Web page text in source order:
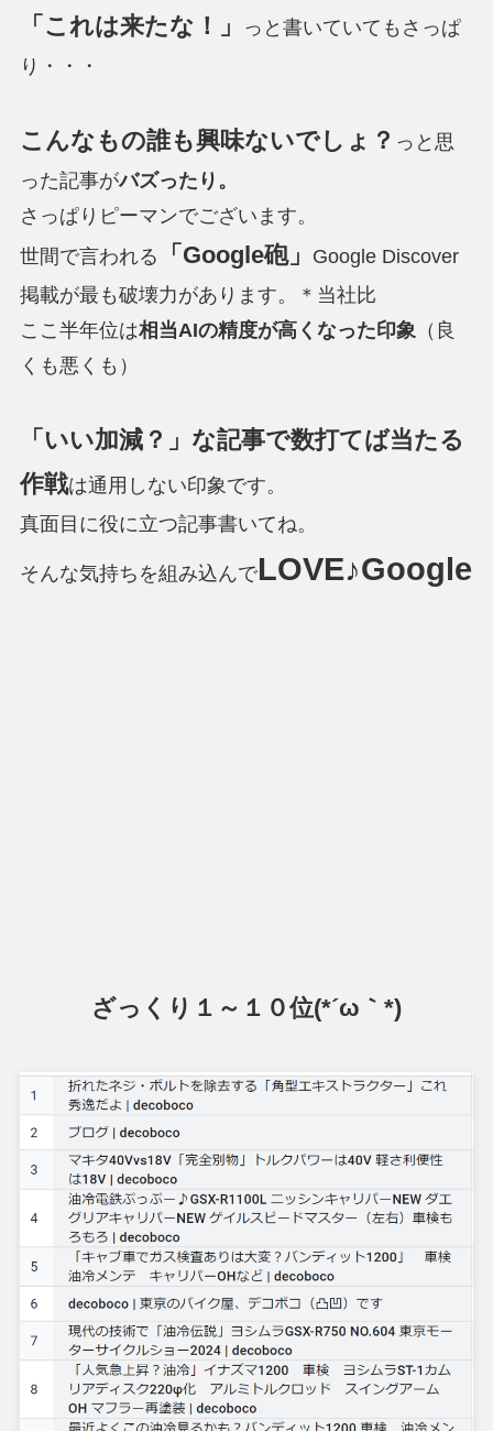
「これは来たな！」
っと書いていてもさっぱ
り・・・
こんなもの誰も興味ないでしょ？ っと思
った記事がバズったり。
さっぱりピーマンでございます。
世間で言われる
「Google砲」
Google Discover
掲載が最も破壊力があります。＊当社比
ここ半年位は相当AIの精度が高くなった印象（良
くも悪くも）
「いい加減？」な記事で数打てば当たる
作戦は通用しない印象です。
真面目に役に立つ記事書いてね。
そんな気持ちを組み込んでLOVE♪Google
ざっくり１～１０位(*´ω｀*)